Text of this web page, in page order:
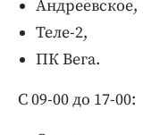
Андреевское,
Теле-2,
ПК Вега.
С 09-00 до 17-00: